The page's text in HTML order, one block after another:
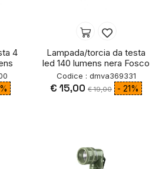
4
Lampada/torcia da testa
led 140 lumens nera Fosco
Codice : dmva369331
€ 15,00 € 19,00 - 21%